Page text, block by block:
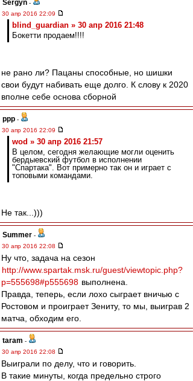
Sergyn -
30 апр 2016 22:09
blind_guardian » 30 апр 2016 21:48
Бокетти продаем!!!!
не рано ли? Пацаны способные, но шишки
свои будут набивать еще долго. К слову к 2020
вполне себе основа сборной
ppp -
30 апр 2016 22:09
wod » 30 апр 2016 21:57
В целом, сегодня желающие могли оценить
бердыевский футбол в исполнении
"Спартака". Вот примерно так он и играет с
топовыми командами.
Не так...)))
Summer -
30 апр 2016 22:08
Ну что, задача на сезон
http://www.spartak.msk.ru/guest/viewtopic.php?
p=555698#p555698 выполнена.
Правда, теперь, если лохо сыграет вничью с
Ростовом и проиграет Зениту, то мы, выиграв 2
матча, обходим его.
taram -
30 апр 2016 22:08
Выиграли по делу, что и говорить.
В такие минуты, когда предельно строго